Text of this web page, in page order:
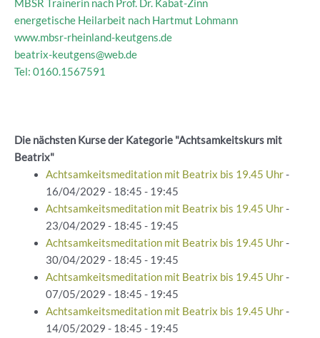
MBSR Trainerin nach Prof. Dr. Kabat-Zinn
energetische Heilarbeit nach Hartmut Lohmann
www.mbsr-rheinland-keutgens.de
beatrix-keutgens@web.de
Tel: 0160.1567591
Die nächsten Kurse der Kategorie "Achtsamkeitskurs mit
Beatrix"
Achtsamkeitsmeditation mit Beatrix bis 19.45 Uhr-
16/04/2029 - 18:45 - 19:45
Achtsamkeitsmeditation mit Beatrix bis 19.45 Uhr-
23/04/2029 - 18:45 - 19:45
Achtsamkeitsmeditation mit Beatrix bis 19.45 Uhr-
30/04/2029 - 18:45 - 19:45
Achtsamkeitsmeditation mit Beatrix bis 19.45 Uhr-
07/05/2029 - 18:45 - 19:45
Achtsamkeitsmeditation mit Beatrix bis 19.45 Uhr-
14/05/2029 - 18:45 - 19:45